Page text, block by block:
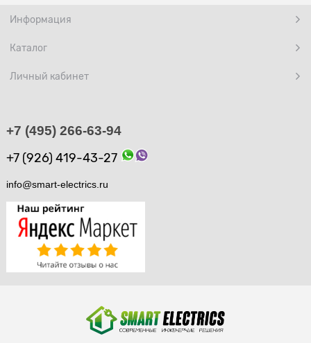
Информация
Каталог
Личный кабинет
+7 (495) 266-63-94
+7 (926) 419-43-27
info@smart-electrics.ru